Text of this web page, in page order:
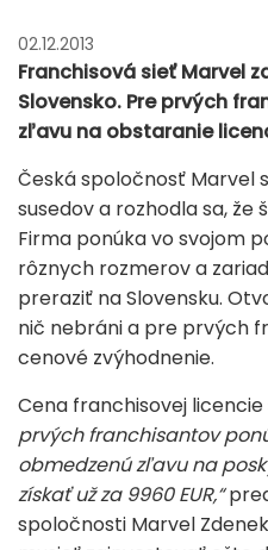
02.12.2013
Franchisová sieť Marvel
Slovensko. Pre prvých
zľavu na obstaranie
Česká spoločnosť Marvel
susedov a rozhodla sa, že
Firma ponúka vo svojom
rôznych rozmerov a
preraziť na Slovensku.
nič nebráni a pre prvých
cenové zvýhodnenie.
Cena franchisovej licencie
prvých franchisantov
obmedzenú zľavu na
získať už za 9960 EUR,“
spoločnosti Marvel